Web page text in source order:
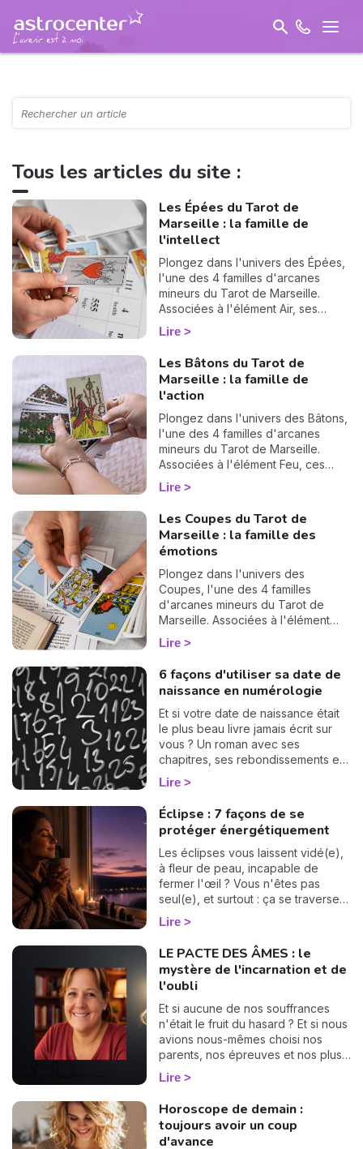
Tous les articles du site :
Les Épées du Tarot de
Marseille : la famille de
l'intellect
Plongez dans l'univers des Épées,
l'une des 4 familles d'arcanes
mineurs du Tarot de Marseille.
Associées à l'élément Air, ses
lames éclairent vos décisions, vos
pensées et les choix difficiles à
trancher. Découvrez leur
signification complète et ce
qu'elles révèlent dans votre tirage.
Lire
Les Bâtons du Tarot de
Marseille : la famille de
l'action
Plongez dans l'univers des Bâtons,
l'une des 4 familles d'arcanes
mineurs du Tarot de Marseille.
Associées à l'élément Feu, ces
cartes éclairent votre énergie, vos
projets et votre ambition.
complète et ce qu'elles révèlent
dans votre tirage.
Lire
Les Coupes du Tarot de
Marseille : la famille des
émotions
Plongez dans l'univers des
Coupes, l'une des 4 familles
d'arcanes mineurs du Tarot de
Marseille. Associées à l'élément
Eau, ces 14 cartes éclairent votre
vie sentimentale, vos relations et
l'état de votre cœur. Découvrez
leur signification complète et ce
qu'elles révèlent dans votre tirage.
Lire
6 façons d'utiliser sa date de
naissance en numérologie
Et si votre date de naissance était
le plus beau livre jamais écrit sur
vous ? Un roman avec ses
chapitres, ses rebondissements et
même quelques cartes cachées
dans la manche. La numérologie
vous aide à en tourner les pages,
une à une. On vous montre
comment… 🔢
Lire
Éclipse : 7 façons de se
protéger énergétiquement
Les éclipses vous laissent vidé(e),
à fleur de peau, incapable de
fermer l'œil ? Vous n'êtes pas
seul(e), et surtout : ça se traverse
en douceur. Voici 7 gestes simples
et bienveillants pour vous protéger
énergétiquement et retrouver votre
calme intérieur. 🛡️🌒
Lire
LE PACTE DES ÂMES : le
mystère de l'incarnation et de
l'oubli
Et si aucune de nos souffrances
n'était le fruit du hasard ? Et si nous
avions nous-mêmes choisi nos
parents, nos épreuves et nos plus
grandes déchirures, bien avant
notre premier souffle ? C'est le
Âmes » que nous explore Vanesa
Vidente, voyante, tarologue et
Lire
Horoscope de demain :
toujours avoir un coup
d'avance